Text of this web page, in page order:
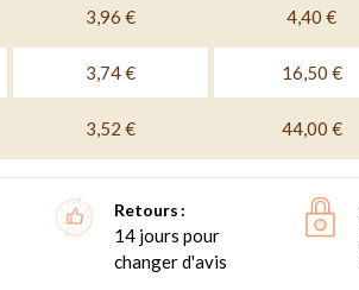
3,96 € 4,40 €
3,74 € 16,50 €
3,52 € 44,00 €
Retours
14 jours pour
changer d'avis